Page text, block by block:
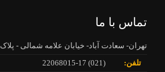
تماس با ما
تهران- سعادت آباد- خیابان علامه شمالی - پلاک 87 - طبقه 5 - واحد 30
تلفن:
(021) 22068015-17